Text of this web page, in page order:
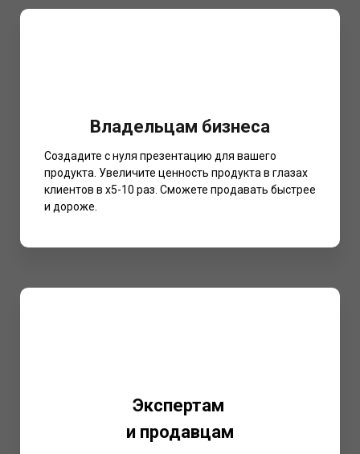
Владельцам бизнеса
Создадите с нуля презентацию для вашего
продукта. Увеличите ценность продукта в глазах
клиентов в х5-10 раз. Сможете продавать быстрее
и дороже.
Экспертам
и продавцам